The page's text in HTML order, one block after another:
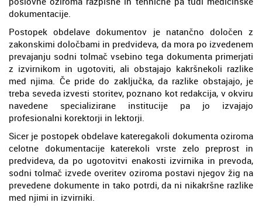
dokumentacije.
Postopek obdelave dokumentov je natančno določen z
zakonskimi določbami in predvideva, da mora po izvedenem
prevajanju sodni tolmač vsebino tega dokumenta primerjati
z izvirnikom in ugotoviti, ali obstajajo kakršnekoli razlike
med njima. Če pride do zaključka, da razlike obstajajo, je
treba seveda izvesti storitev, poznano kot redakcija, v okviru
navedene specializirane institucije pa jo izvajajo
profesionalni korektorji in lektorji.
Sicer je postopek obdelave kateregakoli dokumenta oziroma
celotne dokumentacije katerekoli vrste zelo preprost in
predvideva, da po ugotovitvi enakosti izvirnika in prevoda,
sodni tolmač izvede overitev oziroma postavi njegov žig na
prevedene dokumente in tako potrdi, da ni nikakršne razlike
med njimi in izvirniki.